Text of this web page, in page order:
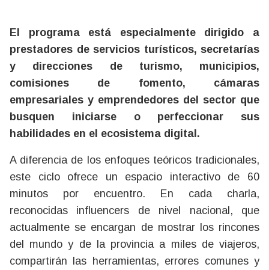
El programa está especialmente dirigido a
prestadores de servicios turísticos, secretarías
y direcciones de turismo, municipios,
comisiones de fomento, cámaras
empresariales y emprendedores del sector que
busquen iniciarse o perfeccionar sus
habilidades en el ecosistema digital.
A diferencia de los enfoques teóricos tradicionales,
este ciclo ofrece un espacio interactivo de 60
minutos por encuentro. En cada charla,
reconocidas influencers de nivel nacional, que
actualmente se encargan de mostrar los rincones
del mundo y de la provincia a miles de viajeros,
compartirán las herramientas, errores comunes y